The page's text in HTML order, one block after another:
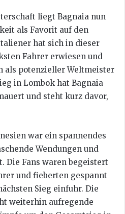
liegt Bagnaia nun
als Favorit auf den
hat sich in dieser
Fahrer erwiesen und
als potenzieller Weltmeister
in Lombok hat Bagnaia
und steht kurz davor,
war ein spannendes
Wendungen und
Die Fans waren begeistert
und fieberten gespannt
Sieg einfuhr. Die
weiterhin aufregende